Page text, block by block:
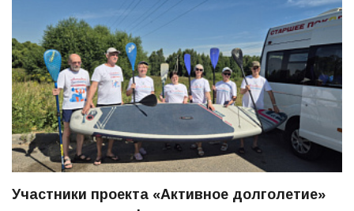
Участники проекта «Активное долголетие»